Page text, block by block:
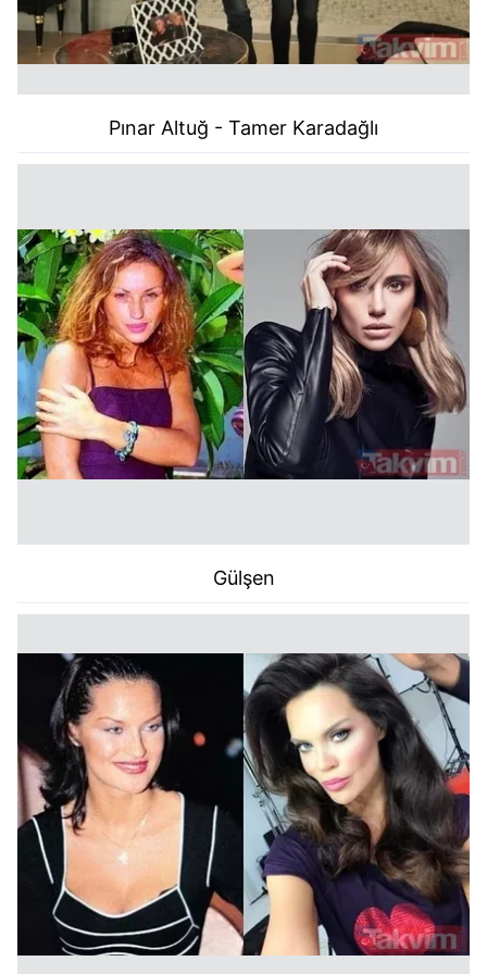
Pınar Altuğ - Tamer Karadağlı
Gülşen